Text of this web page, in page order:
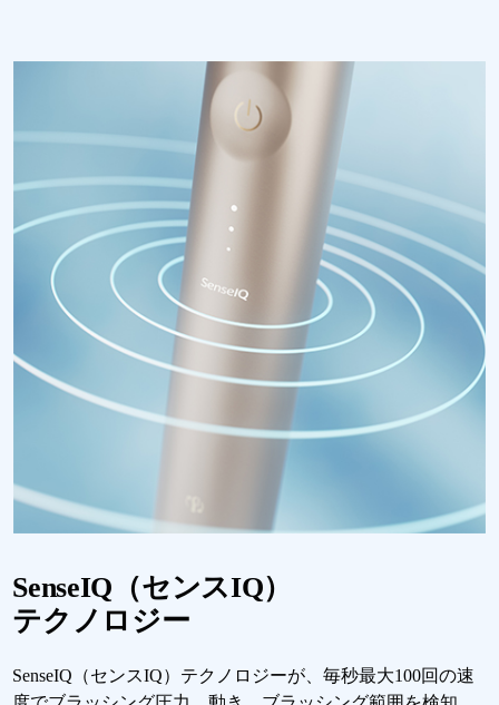
SenseIQ（センスIQ）
テクノロジー
SenseIQ（センスIQ）テクノロジーが、毎秒最大100回の速